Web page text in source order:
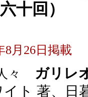
十回）
8月26日掲載
々
ガリレ
ト 著、日